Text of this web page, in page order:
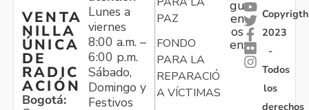
VENTA
NILLA
ÚNICA
DE
RADIC
ACIÓN
Bogotá:
Lunes a
viernes
8:00 a.m. –
6:00 p.m.
Sábado,
Domingo y
Festivos
PAZ
FONDO
PARA LA
REPARACIÓN
A VÍCTIMAS
gu
en
os
en:
Copyrigth
2023
-
Todos
los
derechos